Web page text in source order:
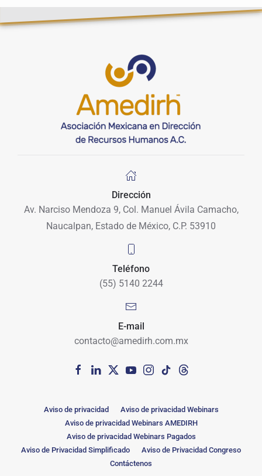
Dirección
Av. Narciso Mendoza 9, Col. Manuel Ávila Camacho,
Naucalpan, Estado de México, C.P. 53910
Teléfono
(55) 5140 2244
E-mail
contacto@amedirh.com.mx
Aviso de privacidad
Aviso de privacidad Webinars
Aviso de privacidad Webinars AMEDIRH
Aviso de privacidad Webinars Pagados
Aviso de Privacidad Simplificado
Aviso de Privacidad Congreso
Contáctenos